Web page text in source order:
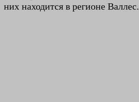
них находится в регионе Валлес.